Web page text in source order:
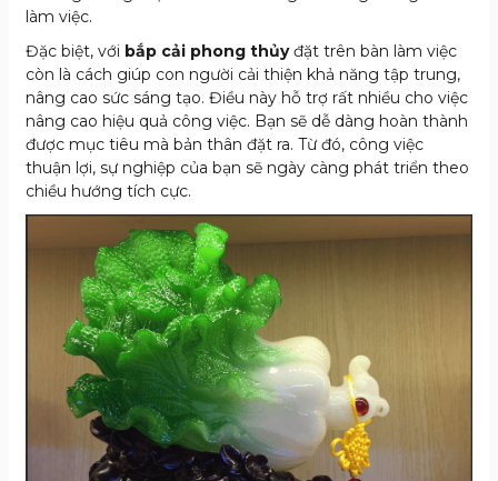
làm việc.
Đặc biệt, với bắp cải phong thủyđặt trên bàn làm việc
còn là cách giúp con người cải thiện khả năng tập trung,
nâng cao sức sáng tạo. Điều này hỗ trợ rất nhiều cho việc
nâng cao hiệu quả công việc. Bạn sẽ dễ dàng hoàn thành
được mục tiêu mà bản thân đặt ra. Từ đó, công việc
thuận lợi, sự nghiệp của bạn sẽ ngày càng phát triển theo
chiều hướng tích cực.